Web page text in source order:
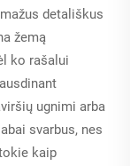
detališkus
žemą
ko rašalui
ugnimi arba
svarbus, nes
kaip